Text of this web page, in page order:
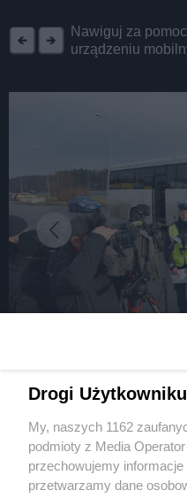
Nawiguj za
urządzeniu
Akcja ma zapewnić
drogach
Wydawca mediów lokalnych
Drogi
My, naszych 1162
podmioty z Media
przechowujemy
przetwarzamy dane